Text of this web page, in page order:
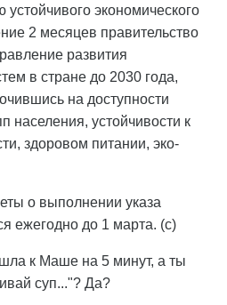
устойчивого экономического
2 месяцев правительство
развития
в стране до 2030 года,
на доступности
населения, устойчивости к
здоровом питании, эко-
о выполнении указа
ежегодно до 1 марта. (с)
к Маше на 5 минут, а ты
суп..."? Да?